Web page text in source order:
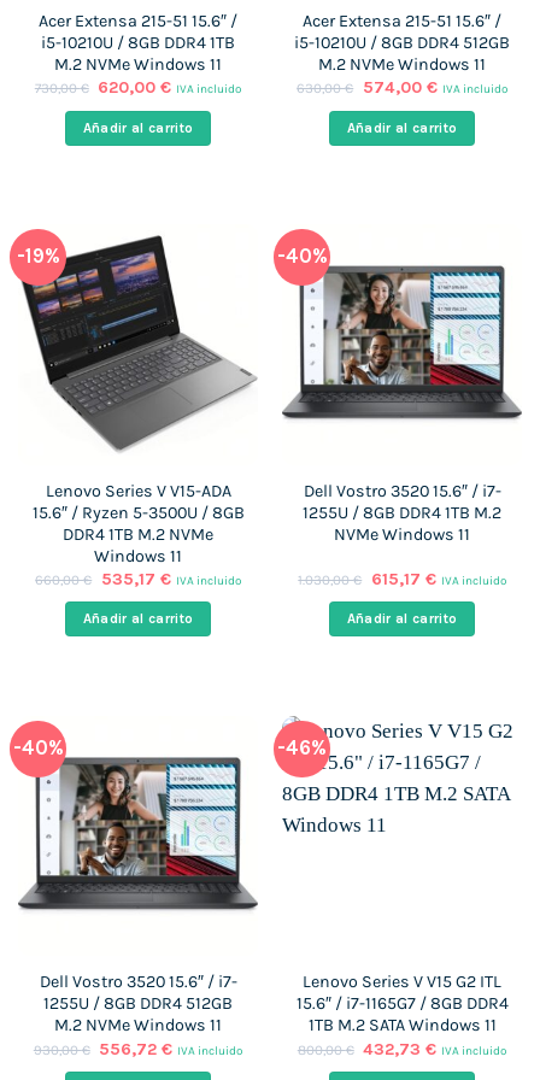
Acer Extensa 215-51 15.6″ /
i5-10210U / 8GB DDR4 1TB
M.2 NVMe Windows 11
730,00€ El
original
era:
620,00€El
actual
es:
IVA incluido
Añadir al carrito
Acer Extensa 215-51 15.6″ /
i5-10210U / 8GB DDR4 512GB
M.2 NVMe Windows 11
630,00€
El
original
era:
574,00 €El
actual
es:
IVA incluido
Añadir al carrito
-19%
Lenovo Series V V15-ADA
15.6″ / Ryzen 5-3500U / 8GB
DDR4 1TB M.2 NVMe
Windows 11
660,00€
El
original
era:
535,17 €El
actual
es:
IVA incluido
Añadir al carrito
-40%
Dell Vostro 3520 15.6″ / i7-
1255U / 8GB DDR4 1TB M.2
NVMe Windows 11
1.030,00€
El
original
era:
615,17 €El
actual
es:
IVA incluido
Añadir al carrito
-40%
Dell Vostro 3520 15.6″ / i7-
1255U / 8GB DDR4 512GB
M.2 NVMe Windows 11
930,00€ El
556,72€ElIVA incluido
-46%
Lenovo Series V V15 G2 ITL
15.6″ / i7-1165G7 / 8GB DDR4
1TB M.2 SATA Windows 11
800,00€ El
432,73€ElIVA incluido